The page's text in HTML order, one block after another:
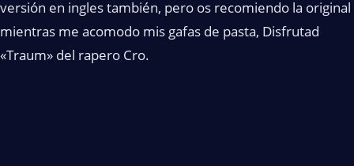
versión en ingles también, pero os recomiendo la original
mientras me acomodo mis gafas de pasta, Disfrutad
«Traum» del rapero Cro.